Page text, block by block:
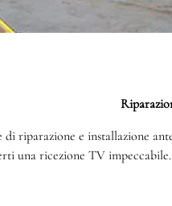
riparazione e installazione
una ricezione TV impeccabile.